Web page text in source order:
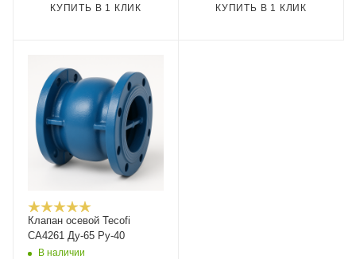
КУПИТЬ В 1 КЛИК КУПИТЬ В 1 КЛИК
Клапан осевой Tecofi
CA4261 Ду-65 Ру-40
В наличии